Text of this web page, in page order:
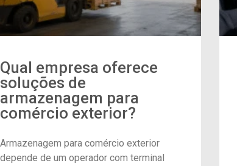
Qual empresa oferece
soluções de
armazenagem para
comércio exterior?
Armazenagem para comércio exterior
depende de um operador com terminal